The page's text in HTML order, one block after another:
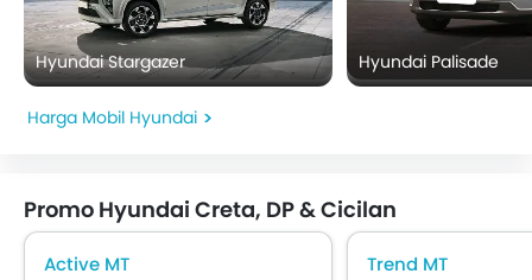
Hyundai Stargazer Hyundai Palisade
Harga Mobil Hyundai
Promo Hyundai Creta, DP & Cicilan
Active MT
Trend MT